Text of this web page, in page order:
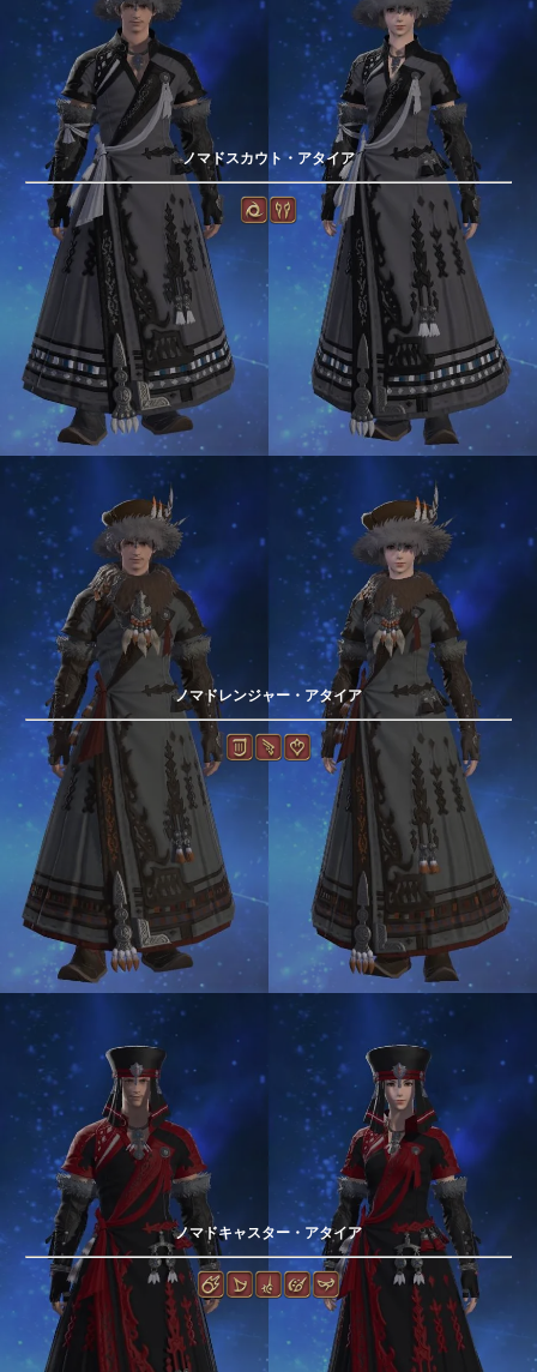
ノマドスカウト・アタイア
ノマドレンジャー・アタイア
ノマドキャスター・アタイア